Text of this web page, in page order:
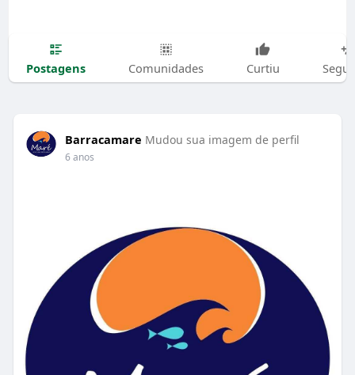
Postagens Comunidades Curtiu
Barracamare Mudou sua imagem de perfil
6 anos